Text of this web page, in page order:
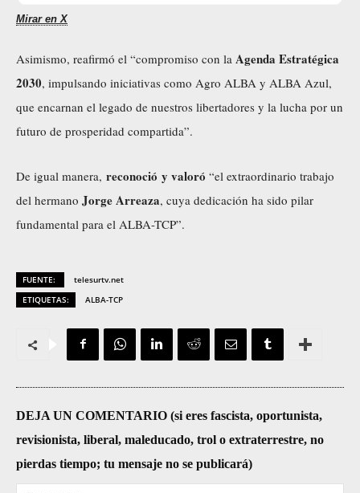
Mirar en X
Asimismo, reafirmó el “compromiso con la Agenda Estratégica
2030, impulsando iniciativas como Agro ALBA y ALBA Azul,
que encarnan el legado de nuestros libertadores y la lucha por un
futuro de prosperidad compartida”.
De igual manera, reconoció y valoró “el extraordinario trabajo
del hermano Jorge Arreaza, cuya dedicación ha sido pilar
fundamental para el ALBA-TCP”.
FUENTE:
telesurtv.net
ETIQUETAS:
ALBA-TCP
DEJA UN COMENTARIO (si eres fascista, oportunista,
revisionista, liberal, maleducado, trol o extraterrestre, no
pierdas tiempo; tu mensaje no se publicará)